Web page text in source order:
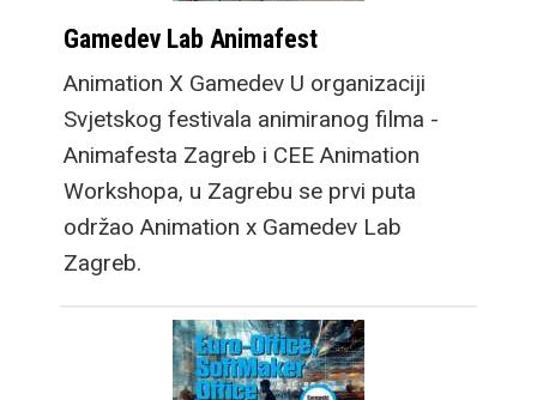
nalik modernim
laptopima kao i office
monitorima. U ruci je
nešto širi i od
standardnih mobitela, a
nesvakidašnji dizajn
brzo nam je prirastao
otklopite novi Galaxy
Fold8 jer dobivate
Gamedev Lab Animafest
Animation X Gamedev U organizaciji
Svjetskog festivala animiranog filma -
Animafesta Zagreb i CEE Animation
Workshopa, u Zagrebu se prvi puta
održao Animation x Gamedev Lab
Zagreb.